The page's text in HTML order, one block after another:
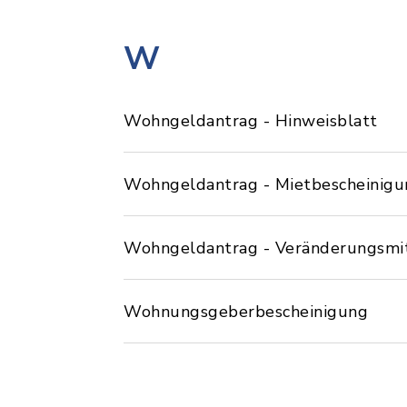
W
Wohngeldantrag - Hinweisblatt
Wohngeldantrag -
Wohngeldantrag -
Wohnungsgeberbescheinigung